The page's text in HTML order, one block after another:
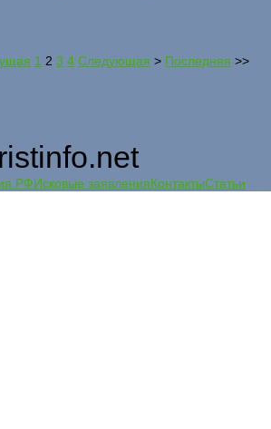
1 2 3 4 Следующая > Последняя >>
РФИсковые заявленияКонтактыСтатьи